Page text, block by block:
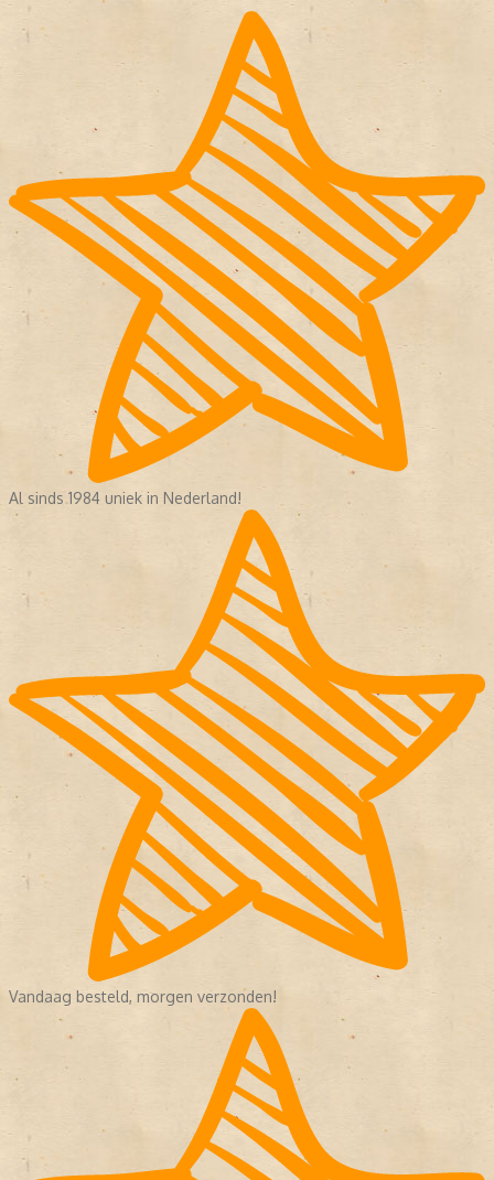
Al sinds 1984 uniek in Nederland!
Vandaag besteld, morgen verzonden!